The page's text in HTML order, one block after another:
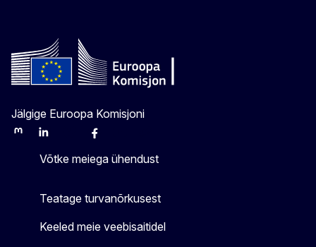
Jälgige Euroopa Komisjoni
MastodonLinkedInBlueskyFacebook
Võtke meiega ühendust
Teatage turvanõrkusest
Keeled meie veebisaitidel